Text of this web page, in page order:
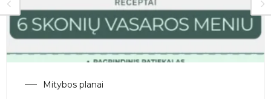
Mitybos planai